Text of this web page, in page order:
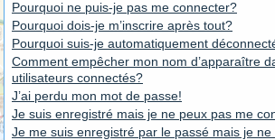
Pourquoi ne puis-je pas me connecter?
Pourquoi dois-je m’inscrire après tout?
Pourquoi suis-je automatiquement
Comment empêcher mon nom d’apparaître
utilisateurs connectés?
J’ai perdu mon mot de passe!
Je suis enregistré mais je ne peux pas me
Je me suis enregistré par le passé mais je